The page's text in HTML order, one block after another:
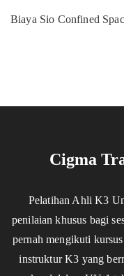
Biaya Sio Confined
Cigma
Pelatihan Ahli K3
penilaian khusus bagi
pernah mengikuti
instruktur K3 yang